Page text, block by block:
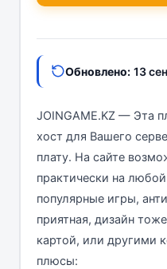
Обновлено: 13
JOINGAME.KZ — Эта
хост для Вашего
плату. На сайте
практически на
популярные игры,
приятная, дизайн
картой, или другими
плюсы: